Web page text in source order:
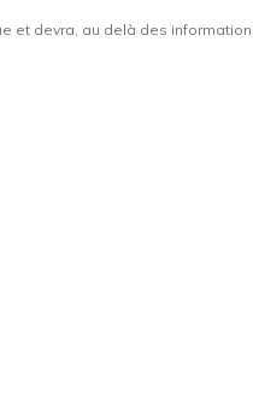
et devra, au delà des